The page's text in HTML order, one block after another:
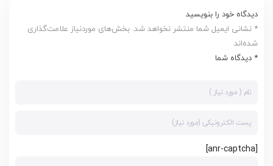
دیدگاه خود را بنویسید
* نشانی ایمیل شما منتشر نخواهد شد. بخش‌های موردنیاز علامت‌گذاری
شده‌اند
* دیدگاه شما
[anr-captcha]